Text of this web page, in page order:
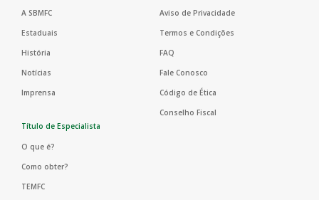
A SBMFC
Estaduais
História
Notícias
Imprensa
Aviso de Privacidade
Termos e Condições
FAQ
Fale Conosco
Código de Ética
Conselho Fiscal
Título de Especialista
O que é?
Como obter?
TEMFC